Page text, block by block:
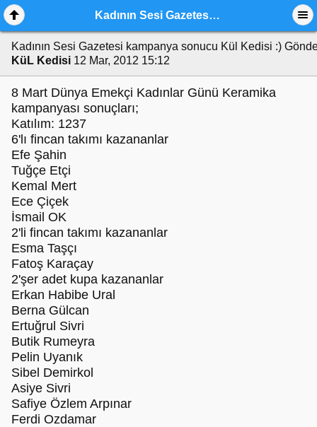
Kadının Sesi Gazetesi kampanya sonucu Kül Kedisi :)
Kadının Sesi Gazetesi kampanya sonucu Kül Kedisi :)
KüL Kedisi 12 Mar, 2012 15:12
‎8 Mart Dünya Emekçi Kadınlar Günü Keramika
kampanyası sonuçları;
Katılım: 1237
6'lı fincan takımı kazananlar
Efe Şahin
Tuğçe Etçi
Kemal Mert
Ece Çiçek
İsmail OK
2'li fincan takımı kazananlar
Esma Taşçı
Fatoş Karaçay
2'şer adet kupa kazananlar
Erkan Habibe Ural
Berna Gülcan
Ertuğrul Sivri
Butik Rumeyra
Pelin Uyanık
Sibel Demirkol
Asiye Sivri
Safiye Özlem Arpınar
Ferdi Ozdamar